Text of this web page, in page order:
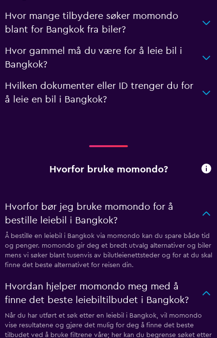
Hvor mange tilbydere søker momondo
blant for Bangkok fra biler?
Hvor gammel må du være for å leie bil i
Bangkok?
Hvilken dokumenter eller ID trenger du for
å leie en bil i Bangkok?
Hvorfor bruke momondo?
Hvorfor bør jeg bruke momondo for å
bestille leiebil i Bangkok?
Å bestille en leiebil i Bangkok via momondo kan du spare både tid
og penger. momondo gir deg et bredt utvalg alternativer og biler
mens vi søker blant tusenvis av bilutleienettsteder og for at du skal
finne det beste alternativet for reisen din.
Hvordan hjelper momondo meg med å
finne det beste leiebiltilbudet i Bangkok?
Når du har utført et søk etter en leiebil i Bangkok, vil momondo
vise resultatene og gjøre det mulig for deg å finne det beste
tilbudet ved å bruke filtrene våre; her kan du begrense søket etter